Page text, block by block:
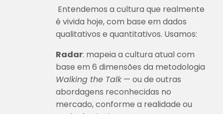
Entendemos a cultura que realmente
é vivida hoje, com base em dados
qualitativos e quantitativos. Usamos:
Radar: mapeia a cultura atual com
base em 6 dimensões da metodologia
Walking the Talk— ou de outras
abordagens reconhecidas no
mercado, conforme a realidade ou